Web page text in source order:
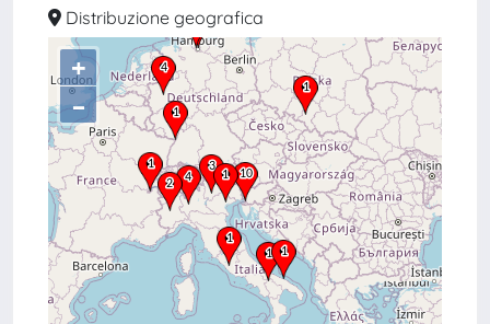
Distribuzione geografica
+
–